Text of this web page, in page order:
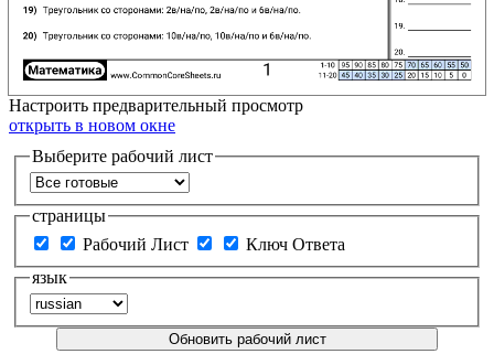
Настроить предварительный просмотр
открыть в новом окне
Выберите рабочий лист
страницы
Рабочий Лист
Ключ Ответа
язык
Обновить рабочий лист